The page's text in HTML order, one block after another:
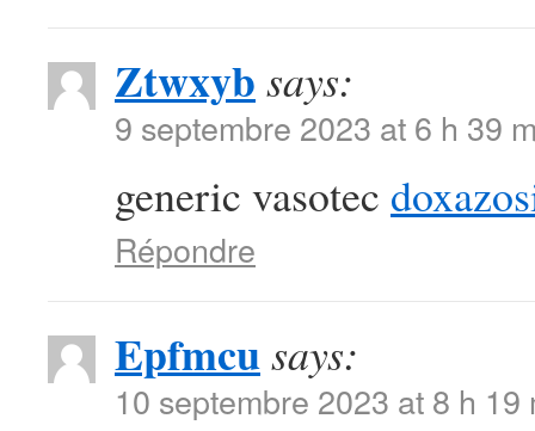
Ztwxyb says:
9 septembre 2023 at 6 h 39
generic vasotec
Répondre
Epfmcusays:
10 septembre 2023 at 8 h 19